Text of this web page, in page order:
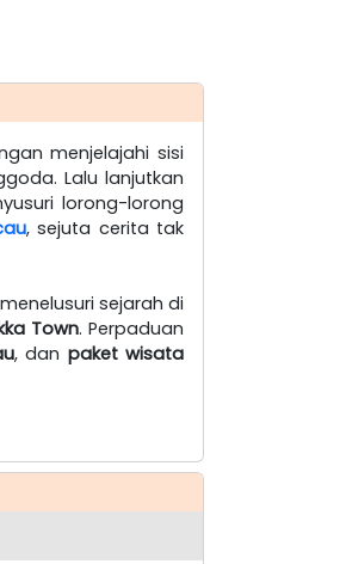
menjelajahi sisi
Lalu lanjutkan
lorong-lorong
, sejuta cerita tak
sejarah di
Town. Perpaduan
, dan paket wisata